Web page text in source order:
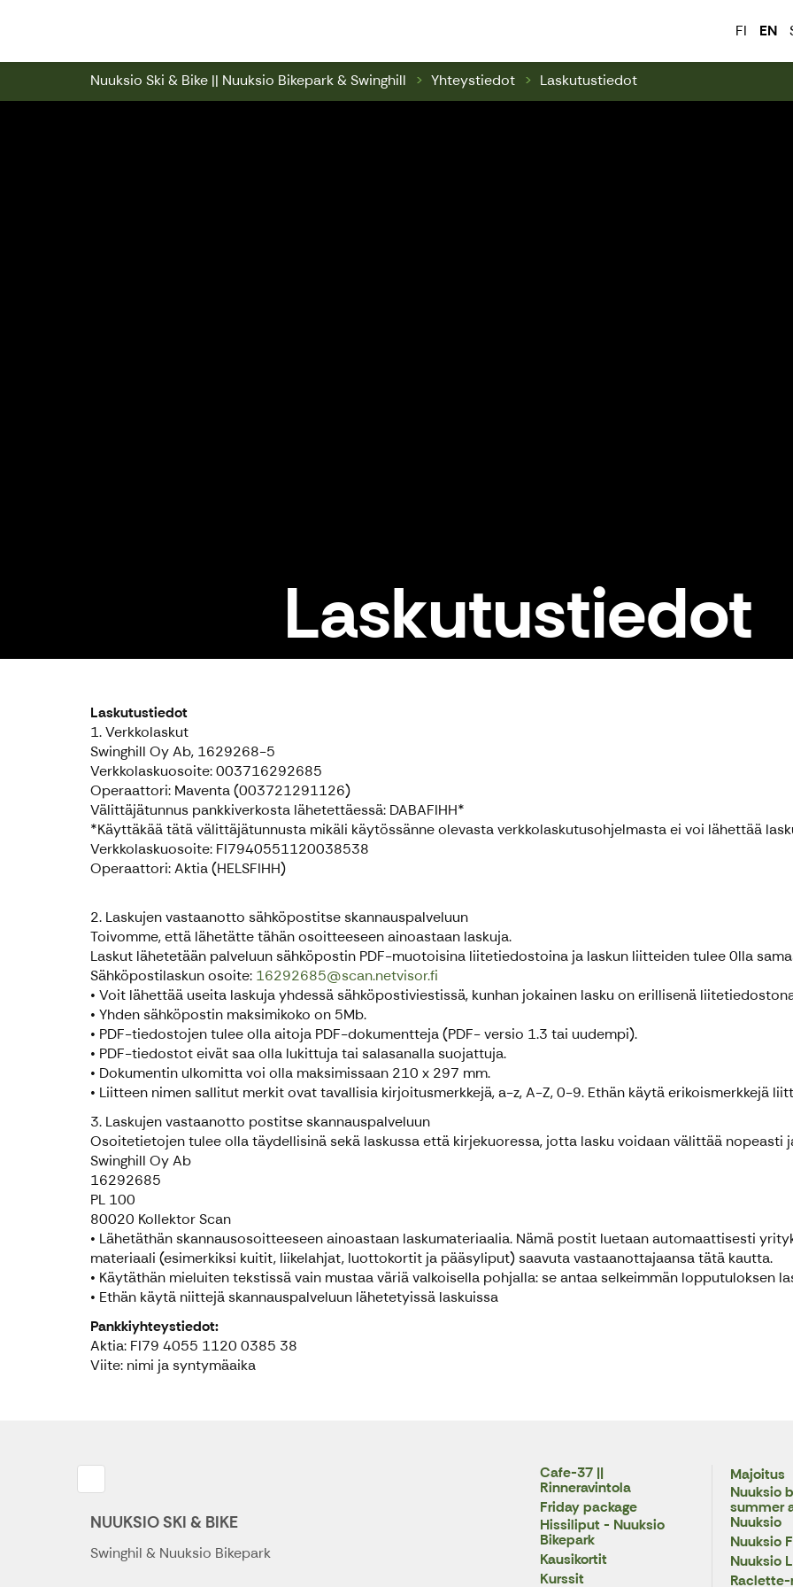
FI EN
Nuuksio Ski & Bike || Nuuksio Bikepark & Swinghill Yhteystiedot Laskutustiedot
Laskutustiedot
Laskutustiedot
1. Verkkolaskut
Swinghill Oy Ab, 1629268-5
Verkkolaskuosoite: 003716292685
Operaattori: Maventa (003721291126)
Välittäjätunnus pankkiverkosta lähetettäessä: DABAFIHH*
*Käyttäkää tätä välittäjätunnusta mikäli käytössänne olevasta verkkolaskutusohjelmasta ei voi lähettää
Verkkolaskuosoite: FI7940551120038538
Operaattori: Aktia (HELSFIHH)
2. Laskujen vastaanotto sähköpostitse skannauspalveluun
Toivomme, että lähetätte tähän osoitteeseen ainoastaan laskuja.
Laskut lähetetään palveluun sähköpostin PDF-muotoisina liitetiedostoina ja laskun liitteiden tulee 0lla
Sähköpostilaskun osoite: 16292685@scan.netvisor.fi
• Voit lähettää useita laskuja yhdessä sähköpostiviestissä, kunhan jokainen lasku on erillisenä
• Yhden sähköpostin maksimikoko on 5Mb.
• PDF-tiedostojen tulee olla aitoja PDF-dokumentteja (PDF- versio 1.3 tai uudempi).
• PDF-tiedostot eivät saa olla lukittuja tai salasanalla suojattuja.
• Dokumentin ulkomitta voi olla maksimissaan 210 x 297 mm.
• Liitteen nimen sallitut merkit ovat tavallisia kirjoitusmerkkejä, a-z, A-Z, 0-9. Ethän käytä erikoismerkkejä
3. Laskujen vastaanotto postitse skannauspalveluun
Osoitetietojen tulee olla täydellisinä sekä laskussa että kirjekuoressa, jotta lasku voidaan välittää
Swinghill Oy Ab
16292685
PL 100
80020 Kollektor Scan
• Lähetäthän skannausosoitteeseen ainoastaan laskumateriaalia. Nämä postit luetaan automaattisesti
materiaali (esimerkiksi kuitit, liikelahjat, luottokortit ja pääsyliput) saavuta vastaanottajaansa tätä kautta.
• Käytäthän mieluiten tekstissä vain mustaa väriä valkoisella pohjalla: se antaa selkeimmän lopputuloksen
• Ethän käytä niittejä skannauspalveluun lähetetyissä laskuissa
Pankkiyhteystiedot:
Aktia: FI79 4055 1120 0385 38
Viite: nimi ja syntymäaika
NUUKSIO SKI & BIKE
Swinghil & Nuuksio Bikepark
Cafe-37 ||
Rinneravintola
Friday package
Hissiliput - Nuuksio
Bikepark
Kausikortit
Kurssit
Majoitus
Nuuksio
summer
Nuuksio
Nuuksio
Nuuksio